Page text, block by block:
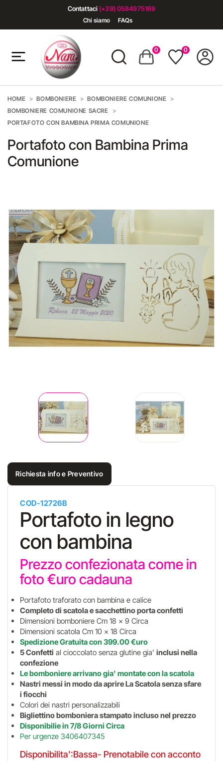
Contattaci (+39) 0584975169
Chi siamo FAQs
0 0
HOME BOMBONIERE
BOMBONIERE COMUNIONE
BOMBONIERE COMUNIONE SACRE
PORTAFOTO CON BAMBINA PRIMA COMUNIONE
Portafoto con Bambina Prima
Comunione
Richiesta info e Preventivo
COD-12726B
Portafoto in legno
con bambina
Prezzo confezionata come in
foto €uro cadauna
Portafoto traforato con bambina e calice
Completo di scatola e sacchettino porta confetti
Dimensioni bomboniere Cm 18 x 9 Circa
Dimensioni scatola Cm 10 x 18 Circa
Spedizione Gratuita con 399.00 €uro
5 Confetti al cioccolato senza glutine gia' inclusi nella
confezione
Le bomboniere arrivano gia' montate con la scatola
Nastri messi in modo da aprire La Scatola senza sfare
i fiocchi
Colori dei nastri personalizzabili
Bigliettino bomboniera stampato incluso nel prezzo
Disponibilie in 7/8 Giorni Circa
Per urgenze 3406407345
Disponibilita':Bassa- Prenotabile con acconto